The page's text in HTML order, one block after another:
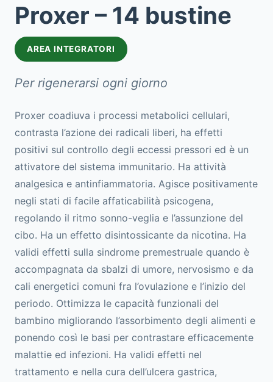
Proxer – 14 bustine
AREA INTEGRATORI
Per rigenerarsi ogni giorno
Proxer coadiuva i processi metabolici cellulari,
contrasta l’azione dei radicali liberi, ha effetti
positivi sul controllo degli eccessi pressori ed è un
attivatore del sistema immunitario. Ha attività
analgesica e antinfiammatoria. Agisce positivamente
negli stati di facile affaticabilità psicogena,
regolando il ritmo sonno-veglia e l’assunzione del
cibo. Ha un effetto disintossicante da nicotina. Ha
validi effetti sulla sindrome premestruale quando è
accompagnata da sbalzi di umore, nervosismo e da
cali energetici comuni fra l’ovulazione e l’inizio del
periodo. Ottimizza le capacità funzionali del
bambino migliorando l’assorbimento degli alimenti e
ponendo così le basi per contrastare efficacemente
malattie ed infezioni. Ha validi effetti nel
trattamento e nella cura dell’ulcera gastrica,